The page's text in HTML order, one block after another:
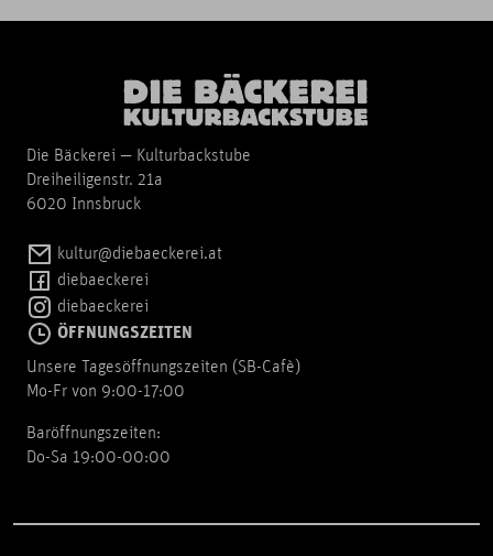
Die Bäckerei — Kulturbackstube
Dreiheiligenstr. 21a
6020 Innsbruck
kultur@diebaeckerei.at
diebaeckerei
diebaeckerei
ÖFFNUNGSZEITEN
Unsere Tagesöffnungszeiten (SB-Cafè)
Mo-Fr von 9:00-17:00
Baröffnungszeiten:
Do-Sa 19:00-00:00